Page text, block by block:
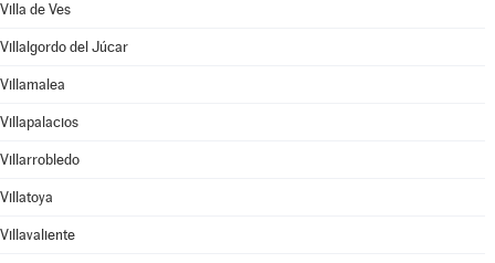
Villa de Ves
Villalgordo del Júcar
Villamalea
Villapalacios
Villarrobledo
Villatoya
Villavaliente